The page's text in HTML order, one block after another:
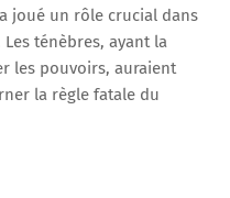
joué un rôle crucial dans
ténèbres, ayant la
les pouvoirs, auraient
la règle fatale du